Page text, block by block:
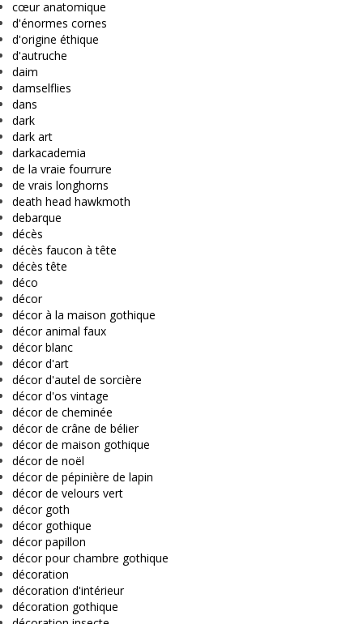
cœur anatomique
d'énormes cornes
d'origine éthique
d'autruche
daim
damselflies
dans
dark
dark art
darkacademia
de la vraie fourrure
de vrais longhorns
death head hawkmoth
debarque
décès
décès faucon à tête
décès tête
déco
décor
décor à la maison gothique
décor animal faux
décor blanc
décor d'art
décor d'autel de sorcière
décor d'os vintage
décor de cheminée
décor de crâne de bélier
décor de maison gothique
décor de noël
décor de pépinière de lapin
décor de velours vert
décor goth
décor gothique
décor papillon
décor pour chambre gothique
décoration
décoration d'intérieur
décoration gothique